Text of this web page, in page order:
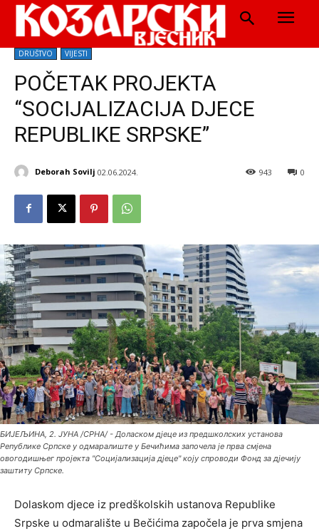
DRUŠTVO VIJESTI
POČETAK PROJEKTA
“SOCIJALIZACIJA DJECE
REPUBLIKE SRPSKE”
Deborah Sovilj 02.06.2024. 0
943
БИЈЕЉИНА, 2. ЈУНА /СРНА/ - Доласком дјеце из предшколских установа
Републике Српске у одмаралиште у Бечићима започела је прва смјена
овогодишњег пројекта "Социјализација дјеце" коју спроводи Фонд за дјечију
заштиту Српске.
Dolaskom djece iz predškolskih ustanova Republike
Srpske u odmaralište u Bečićima započela je prva smjena